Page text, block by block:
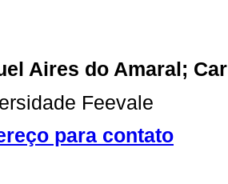
Aires do Amaral;
Feevale
para contato